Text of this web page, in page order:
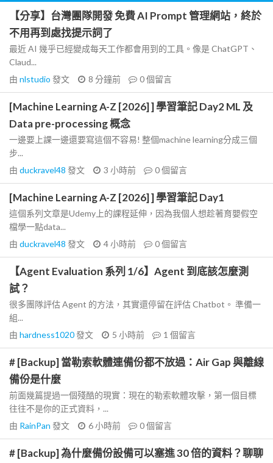
【分享】台灣團隊開發 免費 AI Prompt 管理網站，終於
不用再到處找提示詞了
最近 AI 幾乎已經變成每天工作都會用到的工具。像是 ChatGPT、
Claud...
由 nlstudio 發文 8 分鐘前 0個留言
[Machine Learning A-Z [2026] ] 學習筆記 Day2 ML 及
Data pre-processing 概念
一邊要上課一邊還要寫這個不容易! 整個machine learning分成三個
步...
由 duckravel48 發文 3 小時前 0個留言
[Machine Learning A-Z [2026] ] 學習筆記 Day1
這個系列文章是Udemy上的課程延伸，因為我個人想趁著育嬰假空
檔學一點data...
由 duckravel48 發文 4 小時前 0個留言
【Agent Evaluation 系列 1/6】Agent 到底該怎麼測
試？
很多團隊評估 Agent 的方法，其實還停留在評估 Chatbot。 準備一
組...
由 hardness1020發文 5 小時前 1 個留言
# [Backup] 當勒索軟體連備份都不放過：Air Gap 與離線
備份是什麼
前面幾篇提過一個殘酷的現實：現在的勒索軟體攻擊，第一個目標
往往不是你的正式資料，...
由 RainPan 發文 6 小時前 0個留言
# [Backup] 為什麼備份設備可以塞進 30 倍的資料？聊聊